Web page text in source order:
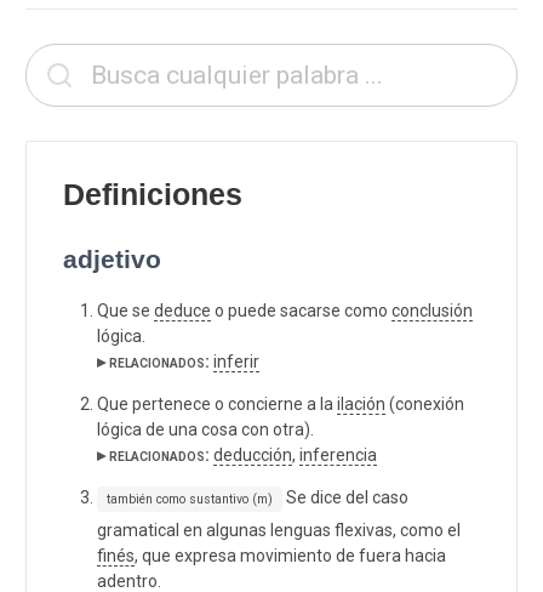
Definiciones
adjetivo
Que se deduce o puede sacarse como conclusión
lógica.
▸ relacionados: inferir
Que pertenece o concierne a la ilación (conexión
lógica de una cosa con otra).
▸ relacionados: deducción, inferencia
también como sustantivo (m)
Se dice del caso
gramatical en algunas lenguas flexivas, como el
finés, que expresa movimiento de fuera hacia
adentro.